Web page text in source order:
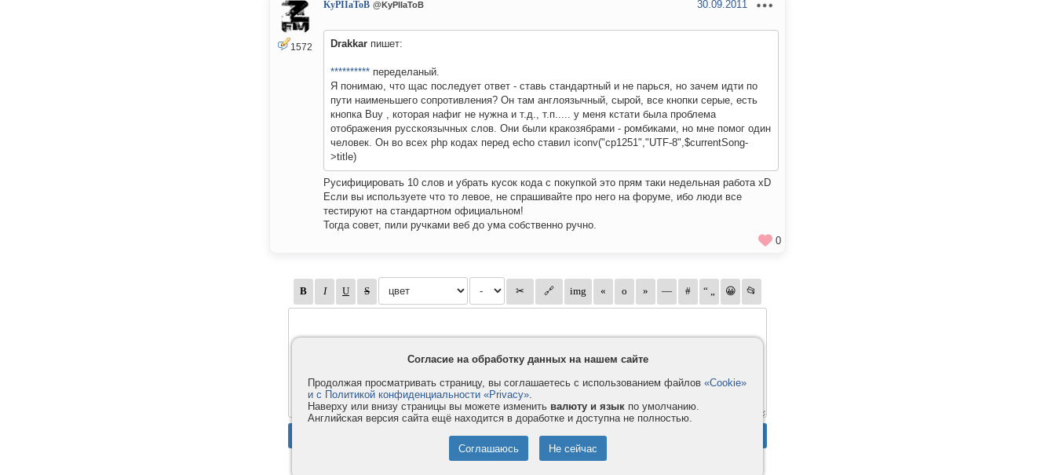
1572
KyPIIaToB @KyPIIaToB 30.09.2011
Drakkar пишет:
********** переделаный.
Я понимаю, что щас последует ответ - ставь стандартный и не парься, но зачем идти по
пути наименьшего сопротивления? Он там англоязычный, сырой, все кнопки серые, есть
кнопка Buy , которая нафиг не нужна и т.д., т.п..... у меня кстати была проблема
отображения русскоязычных слов. Они были кракозябрами - ромбиками, но мне помог один
человек. Он во всех php кодах перед echo ставил iconv("cp1251","UTF-8",$currentSong-
>title)
Русифицировать 10 слов и убрать кусок кода с покупкой это прям таки недельная работа xD
Если вы используете что то левое, не спрашивайте про него на форуме, ибо люди все
тестируют на стандартном официальном!
Тогда совет, пили ручками веб до ума собственно ручно.
0
Согласие на обработку данных на нашем сайте
Продолжая просматривать страницу, вы соглашаетесь с использованием файлов «Cookie»
и с Политикой конфиденциальности «Privacy».
Наверху или внизу страницы вы можете изменить валюту и язык по умолчанию.
Английская версия сайта ещё находится в доработке и доступна не полностью.